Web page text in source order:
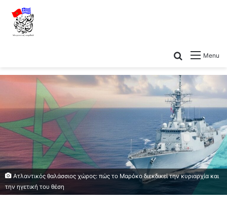
Menu
Ατλαντικός θαλάσσιος χώρος: πώς το Μαρόκο διεκδικεί την κυριαρχία και
την ηγετική του θέση